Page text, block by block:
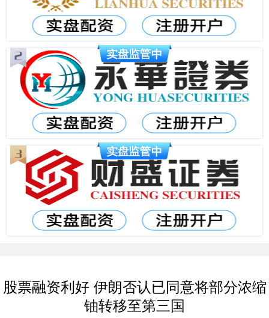
股票融资利好 伊朗否认已同意将部分浓缩
铀转移至第三国